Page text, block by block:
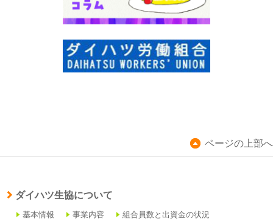
ページの上部へ
ダイハツ生協について
基本情報 事業内容 組合員数と出資金の状況